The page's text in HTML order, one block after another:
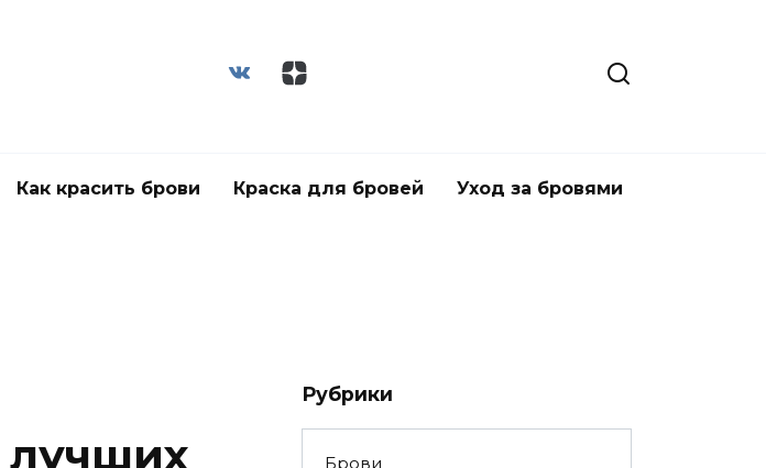
Как красить брови Краска для бровей Уход за бровями
лучших
Рубрики
Брови